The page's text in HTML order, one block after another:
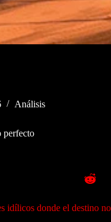
Análisis
perfecto
idílicos donde el destino